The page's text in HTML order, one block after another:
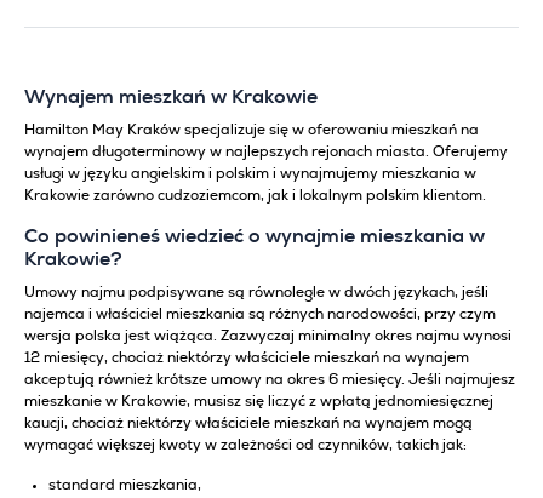
Wynajem mieszkań w Krakowie
Hamilton May Kraków specjalizuje się w oferowaniu mieszkań na
wynajem długoterminowy w najlepszych rejonach miasta. Oferujemy
usługi w języku angielskim i polskim i wynajmujemy mieszkania w
Krakowie zarówno cudzoziemcom, jak i lokalnym polskim klientom.
Co powinieneś wiedzieć o wynajmie mieszkania w
Krakowie?
Umowy najmu podpisywane są równolegle w dwóch językach, jeśli
najemca i właściciel mieszkania są różnych narodowości, przy czym
wersja polska jest wiążąca. Zazwyczaj minimalny okres najmu wynosi
12 miesięcy, chociaż niektórzy właściciele mieszkań na wynajem
akceptują również krótsze umowy na okres 6 miesięcy. Jeśli najmujesz
mieszkanie w Krakowie, musisz się liczyć z wpłatą jednomiesięcznej
kaucji, chociaż niektórzy właściciele mieszkań na wynajem mogą
wymagać większej kwoty w zależności od czynników, takich jak:
standard mieszkania,